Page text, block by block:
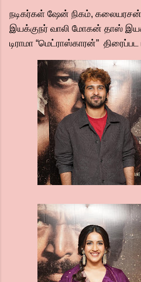
நடிகர்கள் ஷேன் நிகம், கலையரசன்,
இயக்குநர் வாலி மோகன் தாஸ்
டிராமா “மெட்ராஸ்காரன்”